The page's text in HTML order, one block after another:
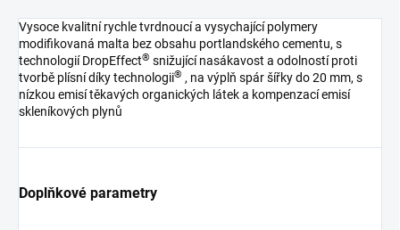
Vysoce kvalitní rychle tvrdnoucí a vysychající polymery
modifikovaná malta bez obsahu portlandského cementu, s
technologií DropEffect® snižující nasákavost a odolností proti
tvorbě plísní díky technologii® , na výplň spár šířky do 20 mm, s
nízkou emisí těkavých organických látek a kompenzací emisí
skleníkových plynů
Doplňkové parametry